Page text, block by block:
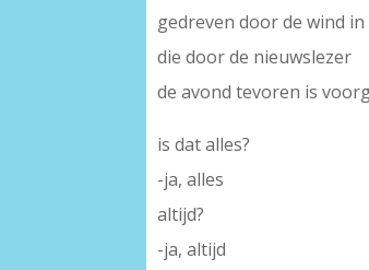
gedreven door de wind
die door de nieuwslezer
de avond tevoren is
is dat alles?
-ja, alles
altijd?
-ja, altijd